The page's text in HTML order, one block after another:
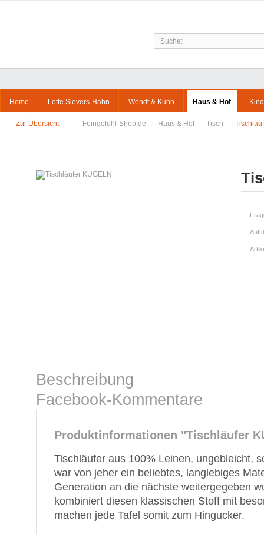
Home Lotte Sievers-Hahn Wendt & Kühn Haus & Hof
Zur Übersicht Feingefühl-Shop.de Haus & Hof Tisch
Auf
Beschreibung
Facebook-Kommentare
Produktinformationen "Tischläufer
Tischläufer aus 100% Leinen, ungebleicht,
war von jeher ein beliebtes, langlebiges
Generation an die nächste weitergegeben
kombiniert diesen klassischen Stoff mit
machen jede Tafel somit zum Hingucker.